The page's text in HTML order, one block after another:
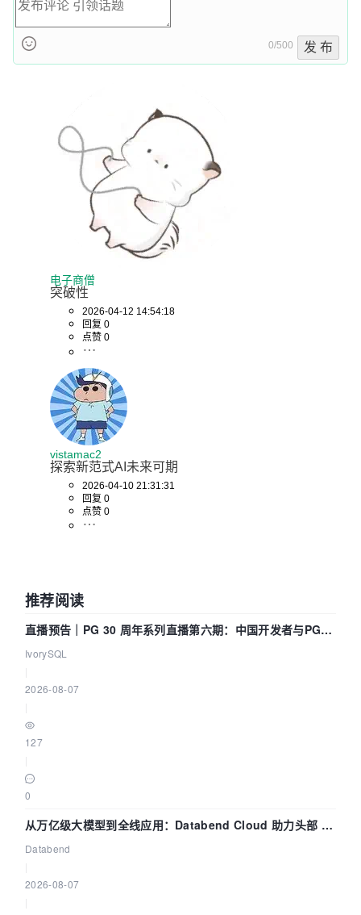
0/500 发 布
电子商僧
突破性
2026-04-12 14:54:18
回复 0
点赞 0
vistamac2
探索新范式AI未来可期
2026-04-10 21:31:31
回复 0
点赞 0
推荐阅读
直播预告｜PG 30 周年系列直播第六期：中国开发者与PG内
核——我们改得动吗？我们贡献了什么？
IvorySQL
2026-08-07
127
0
从万亿级大模型到全线应用：Databend Cloud 助力头部 AI
企业构建全链路 Trace 数据管道
Databend
2026-08-07